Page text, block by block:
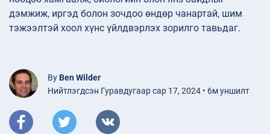
дэмжиж, иргэд болон зочдоо өндөр чанартай, шим
тэжээлтэй хоол хүнс үйлдвэрлэх зорилго тавьдаг.
By Ben Wilder
Нийтлэгдсэн Гуравдугаар сар 17, 2024 • 6м уншилт